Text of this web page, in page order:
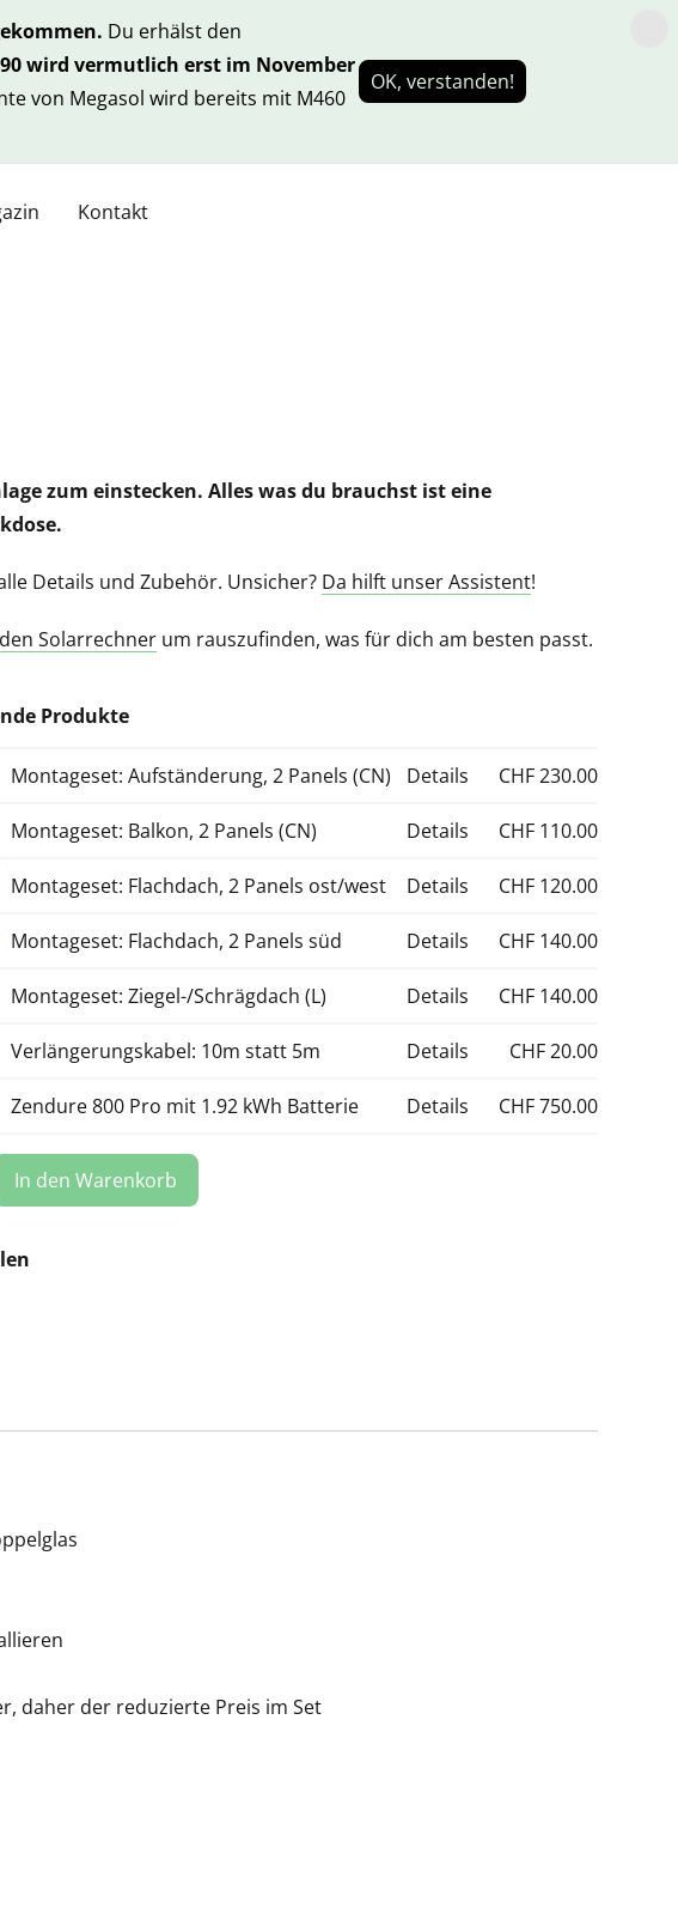
Du erhälst den
wird vermutlich erst im November
von Megasol wird bereits mit M460
OK, verstanden!
Kontakt
zum einstecken. Alles was du brauchst ist eine
Details und Zubehör. Unsicher? Da hilft unser Assistent!
Solarrechner um rauszufinden, was für dich am besten passt.
Produkte
Montageset: Aufständerung, 2 Panels (CN) Details CHF230.00
Montageset: Balkon, 2 Panels (CN) Details CHF 110.00
Montageset: Flachdach, 2 Panels ost/west Details CHF 120.00
Montageset: Flachdach, 2 Panels süd Details CHF 140.00
Montageset: Ziegel-/Schrägdach (L) Details CHF 140.00
Verlängerungskabel: 10m statt 5m Details CHF20.00
Zendure 800 Pro mit 1.92 kWh Batterie Details CHF750.00
In den Warenkorb
daher der reduzierte Preis im Set